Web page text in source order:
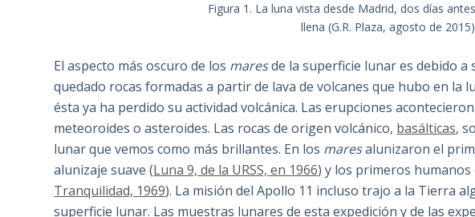
Figura 1. La luna vista desde Madrid, dos días
llena (G.R. Plaza, agosto de
El aspecto más oscuro de los maresde la superficie lunar es debido a
quedado rocas formadas a partir de lava de volcanes que hubo en
ésta ya ha perdido su actividad volcánica. Las erupciones
meteoroides o asteroides. Las rocas de origen volcánico, basálticas,
lunar que vemos como más brillantes. En los maresalunizaron el
alunizaje suave (Luna 9, de la URSS, en 1966) y los primeros humanos
Tranquilidad, 1969). La misión del Apollo 11 incluso trajo a la Tierra
superficie lunar. Las muestras lunares de esta expedición y de las